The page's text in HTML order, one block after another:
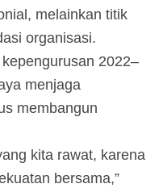
melainkan titik
organisasi.
2022–
menjaga
membangun
kita rawat, karena
bersama,”